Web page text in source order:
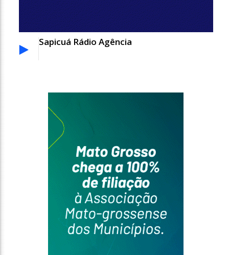
Sapicuá Rádio Agência